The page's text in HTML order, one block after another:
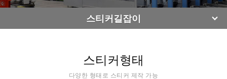
스티커길잡이
스티커형태
다양한 형태로 스티커 제작 가능